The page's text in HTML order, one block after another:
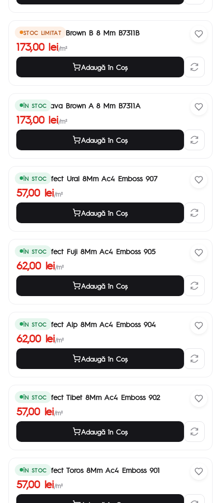
STOC LIMITAT
Chateau Java Brown B 8 Mm B7311B
173,00 lei/m²
Adaugă în Coş
ÎN STOC
Chateau Java Brown A 8 Mm B7311A
173,00 lei/m²
Adaugă în Coş
ÎN STOC
Parchet Effect Ural 8Mm Ac4 Emboss 907
57,00 lei/m²
Adaugă în Coş
ÎN STOC
Parchet Effect Fuji 8Mm Ac4 Emboss 905
62,00 lei/m²
Adaugă în Coş
ÎN STOC
Parchet Effect Alp 8Mm Ac4 Emboss 904
62,00 lei/m²
Adaugă în Coş
ÎN STOC
Parchet Effect Tibet 8Mm Ac4 Emboss 902
57,00 lei/m²
Adaugă în Coş
ÎN STOC
Parchet Effect Toros 8Mm Ac4 Emboss 901
57,00 lei/m²